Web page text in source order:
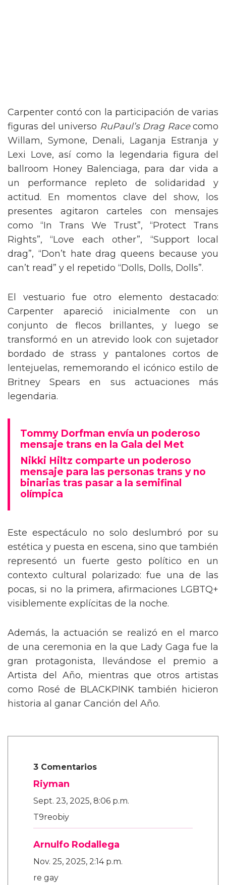
Carpenter contó con la participación de varias
figuras del universo RuPaul’s Drag Racecomo
Willam, Symone, Denali, Laganja Estranja y
Lexi Love, así como la legendaria figura del
ballroom Honey Balenciaga, para dar vida a
un performance repleto de solidaridad y
actitud. En momentos clave del show, los
presentes agitaron carteles con mensajes
como “In Trans We Trust”, “Protect Trans
Rights”, “Love each other”, “Support local
drag”, “Don’t hate drag queens because you
can’t read” y el repetido “Dolls, Dolls, Dolls”.
El vestuario fue otro elemento destacado:
Carpenter apareció inicialmente con un
conjunto de flecos brillantes, y luego se
transformó en un atrevido look con sujetador
bordado de strass y pantalones cortos de
lentejuelas, rememorando el icónico estilo de
Britney Spears en sus actuaciones más
legendaria.
Tommy Dorfman envía un poderoso
mensaje trans en la Gala del Met
Nikki Hiltz comparte un poderoso
mensaje para las personas trans y no
binarias tras pasar a la semifinal
olímpica
Este espectáculo no solo deslumbró por su
estética y puesta en escena, sino que también
representó un fuerte gesto político en un
contexto cultural polarizado: fue una de las
pocas, si no la primera, afirmaciones LGBTQ+
visiblemente explícitas de la noche.
Además, la actuación se realizó en el marco
de una ceremonia en la que Lady Gaga fue la
gran protagonista, llevándose el premio a
Artista del Año, mientras que otros artistas
como Rosé de BLACKPINK también hicieron
historia al ganar Canción del Año.
3 Comentarios
Riyman
Sept. 23, 2025, 8:06 p.m.
T9reobiy
Arnulfo Rodallega
Nov. 25, 2025, 2:14 p.m.
re gay